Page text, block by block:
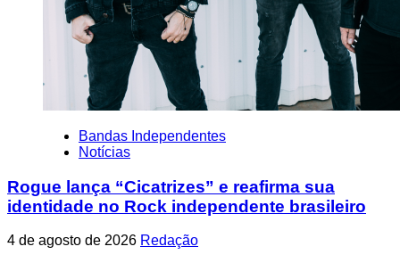
Bandas Independentes
Notícias
Rogue lança “Cicatrizes” e reafirma sua
identidade no Rock independente brasileiro
4 de agosto de 2026 Redação